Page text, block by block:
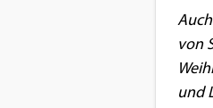
von
und
Dieser Cookie
Einverständnis-